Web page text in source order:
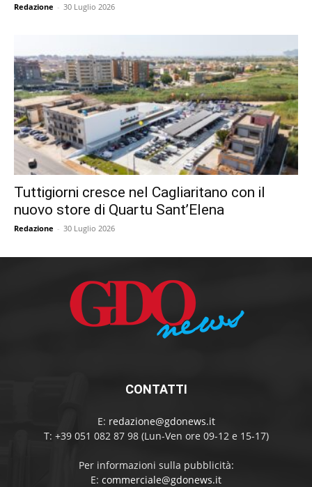
Redazione - 30 Luglio 2026
Tuttigiorni cresce nel Cagliaritano con il
nuovo store di Quartu Sant’Elena
Redazione - 30 Luglio 2026
CONTATTI
E: redazione@gdonews.it
T: +39 051 082 87 98 (Lun-Ven ore 09-12 e 15-17)
Per informazioni sulla pubblicità:
E: commerciale@gdonews.it